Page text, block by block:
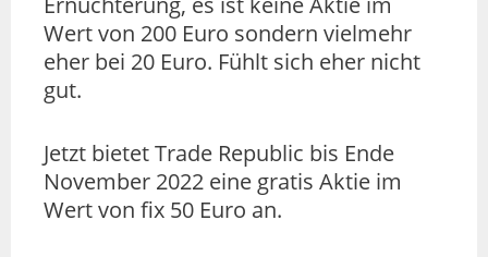
Wert von 200 Euro sondern vielmehr
eher bei 20 Euro. Fühlt sich eher nicht
gut.
Jetzt bietet Trade Republic bis Ende
November 2022 eine gratis Aktie im
Wert von fix 50 Euro an.